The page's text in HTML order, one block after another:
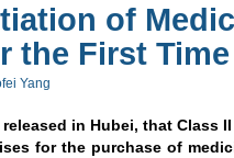
of
the First Time
Yang
in Hubei, that Class
for the purchase of